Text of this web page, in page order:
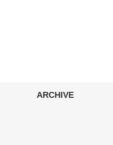
ARCHIVE